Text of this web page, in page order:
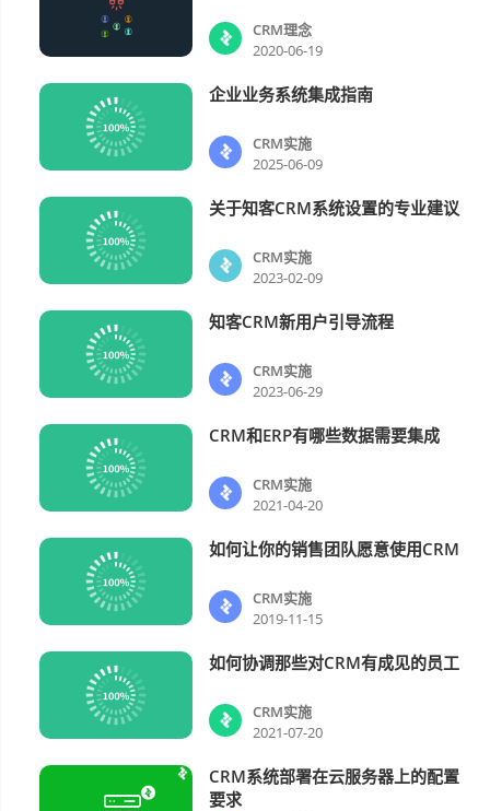
CRM理念
2020-06-19
企业业务系统集成指南
CRM实施
2025-06-09
关于知客CRM系统设置的专业建议
CRM实施
2023-02-09
知客CRM新用户引导流程
CRM实施
2023-06-29
CRM和ERP有哪些数据需要集成
CRM实施
2021-04-20
如何让你的销售团队愿意使用CRM
CRM实施
2019-11-15
如何协调那些对CRM有成见的员工
CRM实施
2021-07-20
CRM系统部署在云服务器上的配置
要求